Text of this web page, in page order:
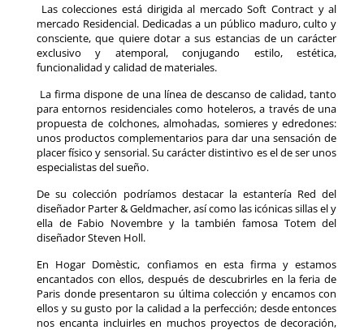
Las colecciones está dirigida al mercado Soft Contract y al
mercado Residencial. Dedicadas a un público maduro, culto y
consciente, que quiere dotar a sus estancias de un carácter
exclusivo y atemporal, conjugando estilo, estética,
funcionalidad y calidad de materiales.
La firma dispone de una línea de descanso de calidad, tanto
para entornos residenciales como hoteleros, a través de una
propuesta de colchones, almohadas, somieres y edredones:
unos productos complementarios para dar una sensación de
placer físico y sensorial. Su carácter distintivo es el de ser unos
especialistas del sueño.
De su colección podríamos destacar la estantería Red del
diseñador Parter & Geldmacher, así como las icónicas sillas el y
ella de Fabio Novembre y la también famosa Totem del
diseñador Steven Holl.
En Hogar Domèstic, confiamos en esta firma y estamos
encantados con ellos, después de descubrirles en la feria de
Paris donde presentaron su última colección y encamos con
ellos y su gusto por la calidad a la perfección; desde entonces
nos encanta incluirles en muchos proyectos de decoración,